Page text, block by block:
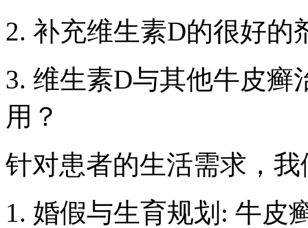
2. 补充维生素D的很好的
3. 维生素D与其他牛皮癣
用？
针对患者的生活需求，
1. 婚假与生育规划: 牛皮